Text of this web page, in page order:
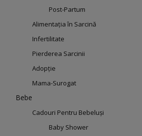
Post-Partum
Alimentația în Sarcină
Infertilitate
Pierderea Sarcinii
Adopție
Mama-Surogat
Bebe
Cadouri Pentru Bebeluși
Baby Shower